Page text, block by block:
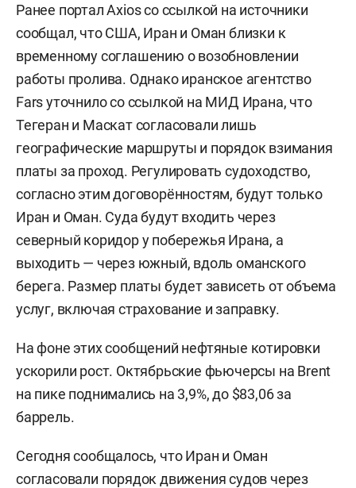
Ранее портал Axios со ссылкой на источники
сообщал, что США, Иран и Оман близки к
временному соглашению о возобновлении
работы пролива. Однако иранское агентство
Fars уточнило со ссылкой на МИД Ирана, что
Тегеран и Маскат согласовали лишь
географические маршруты и порядок взимания
платы за проход. Регулировать судоходство,
согласно этим договорённостям, будут только
Иран и Оман. Суда будут входить через
северный коридор у побережья Ирана, а
выходить — через южный, вдоль оманского
берега. Размер платы будет зависеть от объема
услуг, включая страхование и заправку.
На фоне этих сообщений нефтяные котировки
ускорили рост. Октябрьские фьючерсы на Brent
на пике поднимались на 3,9%, до $83,06 за
баррель.
Сегодня сообщалось, что Иран и Оман
согласовали порядок движения судов через